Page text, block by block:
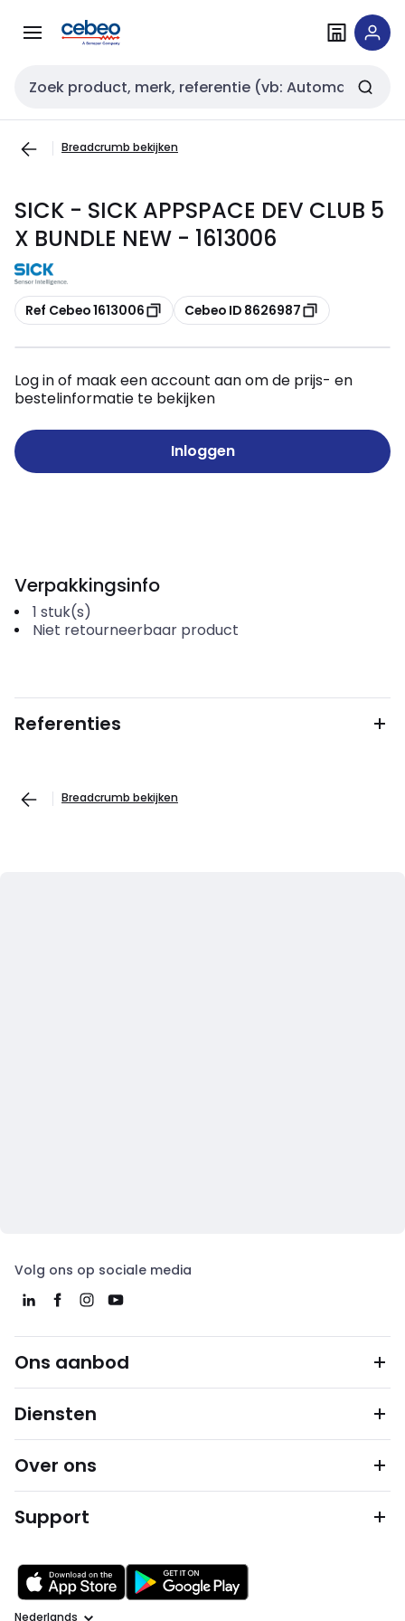
naar
naar
Zoekveld invoer
Breadcrumb bekijken
SICK - SICK APPSPACE DEV CLUB 5
X BUNDLE NEW - 1613006
Kopiëren
Ref Cebeo 1613006 Kopiëren
Cebeo ID 8626987
Log in of maak een account aan om de prijs- en
bestelinformatie te bekijken
Inloggen
Verpakkingsinfo
1 stuk(s)
Niet retourneerbaar product
Referenties
Breadcrumb bekijken
Volg ons op sociale media
Ons aanbod
Diensten
Over ons
Support